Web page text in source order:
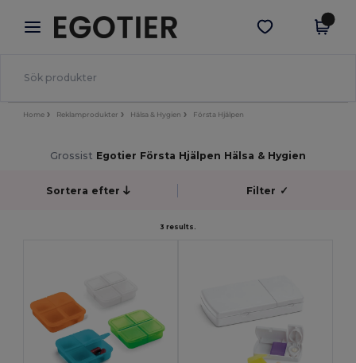
× Egotier-app
Bättre priser i appen!
Hämta app
Home Reklamprodukter Hälsa & Hygien Första Hjälpen
Grossist Egotier Första Hjälpen Hälsa & Hygien
Sortera efter Filter ✓
3 results.